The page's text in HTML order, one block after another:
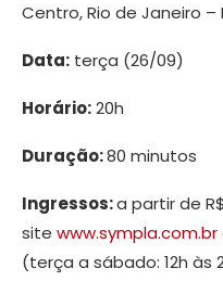
Centro, Rio de Janeiro –
Data: terça (26/09)
Horário:20h
Duração:80 minutos
Ingressos:a partir de
site www.sympla.com.br
(terça a sábado: 12h às